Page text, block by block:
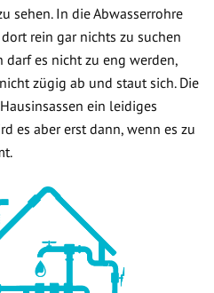
sehen. In die Abwasserrohre
rein gar nichts zu suchen
es nicht zu eng werden,
zügig ab und staut sich. Die
ein leidiges
es aber erst dann, wenn es zu